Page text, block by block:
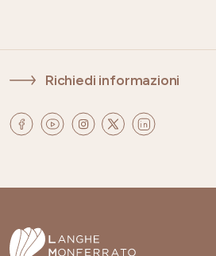
Richiedi informazioni